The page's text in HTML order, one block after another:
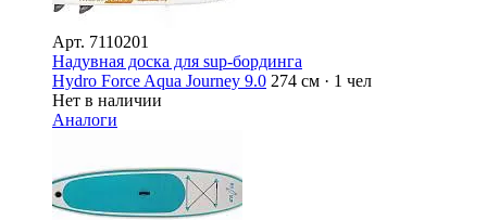
Арт. 7110201
Надувная доска для sup-бординга
Hydro Force Aqua Journey 9.0 274 см · 1 чел
Нет в наличии
Аналоги